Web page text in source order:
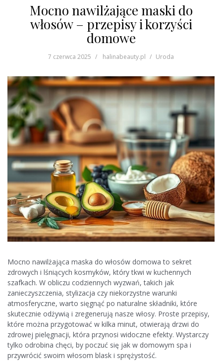
Mocno nawilżające maski do
włosów – przepisy i korzyści
domowe
7 czerwca 2025 halinabeauty.pl Uroda
Mocno nawilżająca maska do włosów domowa to sekret
zdrowych i lśniących kosmyków, który tkwi w kuchennych
szafkach. W obliczu codziennych wyzwań, takich jak
zanieczyszczenia, stylizacja czy niekorzystne warunki
atmosferyczne, warto sięgnąć po naturalne składniki, które
skutecznie odżywią i zregenerują nasze włosy. Proste przepisy,
które można przygotować w kilka minut, otwierają drzwi do
zdrowej pielęgnacji, która przynosi widoczne efekty. Wystarczy
tylko odrobina chęci, by poczuć się jak w domowym spa i
przywrócić swoim włosom blask i sprężystość.